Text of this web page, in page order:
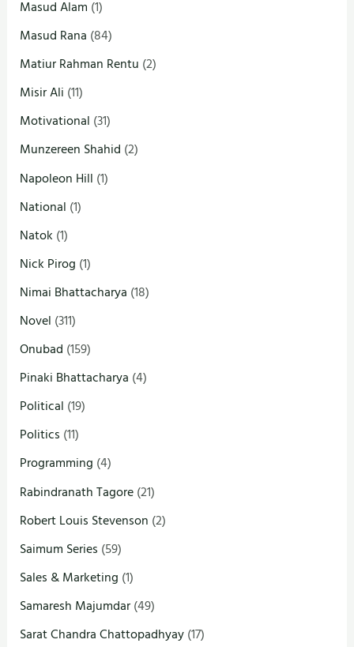
Masud Alam (1)
Masud Rana (84)
Matiur Rahman Rentu (2)
Misir Ali (11)
Motivational (31)
Munzereen Shahid (2)
Napoleon Hill (1)
National (1)
Natok (1)
Nick Pirog (1)
Nimai Bhattacharya (18)
Novel (311)
Onubad (159)
Pinaki Bhattacharya (4)
Political (19)
Politics (11)
Programming (4)
Rabindranath Tagore(21)
Robert Louis Stevenson (2)
Saimum Series (59)
Sales & Marketing (1)
Samaresh Majumdar(49)
Sarat Chandra Chattopadhyay(17)